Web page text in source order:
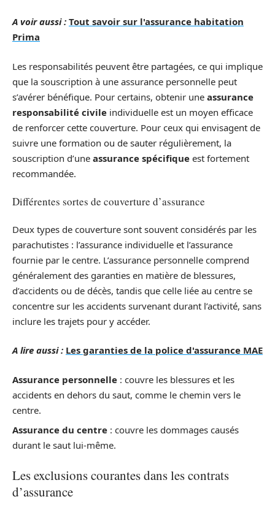
A voir aussi : Tout savoir sur l'assurance habitation
Prima
Les responsabilités peuvent être partagées, ce qui implique
que la souscription à une assurance personnelle peut
s’avérer bénéfique. Pour certains, obtenir une assurance
responsabilité civile individuelle est un moyen efficace
de renforcer cette couverture. Pour ceux qui envisagent de
suivre une formation ou de sauter régulièrement, la
souscription d’une assurance spécifique est fortement
recommandée.
Différentes sortes de couverture d’assurance
Deux types de couverture sont souvent considérés par les
parachutistes : l’assurance individuelle et l’assurance
fournie par le centre. L’assurance personnelle comprend
généralement des garanties en matière de blessures,
d’accidents ou de décès, tandis que celle liée au centre se
concentre sur les accidents survenant durant l’activité, sans
inclure les trajets pour y accéder.
A lire aussi : Les garanties de la police d'assurance MAE
Assurance personnelle : couvre les blessures et les
accidents en dehors du saut, comme le chemin vers le
centre.
Assurance du centre : couvre les dommages causés
durant le saut lui-même.
Les exclusions courantes dans les contrats
d’assurance